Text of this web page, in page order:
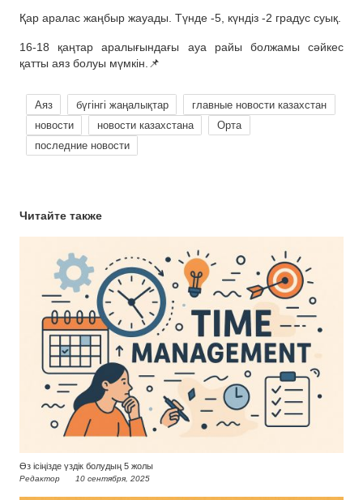
Қар аралас жаңбыр жауады. Түнде -5, күндіз -2 градус суық.
16-18 қаңтар аралығындағы ауа райы болжамы сәйкес
қатты аяз болуы мүмкін.📌
Аяз бүгінгі жаңалықтар
главные новости казахстан
новости
новости казахстана
Орта
последние новости
Читайте также
Өз ісіңізде үздік болудың 5 жолы
Редактор 10 сентября, 2025